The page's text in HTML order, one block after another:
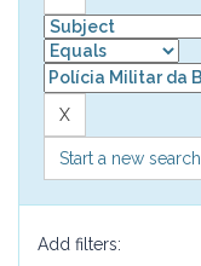
Start a new search
Add filters: